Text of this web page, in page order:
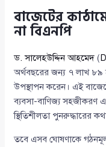
বাজেটের
না বিএনপি
ড. সালেহউদ্দিন আহমেদ (
অর্থবছরের জন্য ৭ লাখ ৮৯
উপস্থাপন করেন। এই বাজেটে
ব্যবসা-বাণিজ্য সহজীকরণ
স্থিতিশীলতা পুনরুদ্ধারের
তবে এসব ঘোষণাকে